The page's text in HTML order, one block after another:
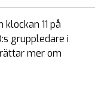
11 på
gruppledare i
mer om